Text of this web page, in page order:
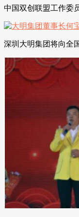
中国双创联盟工作委
深圳大明集团将向全